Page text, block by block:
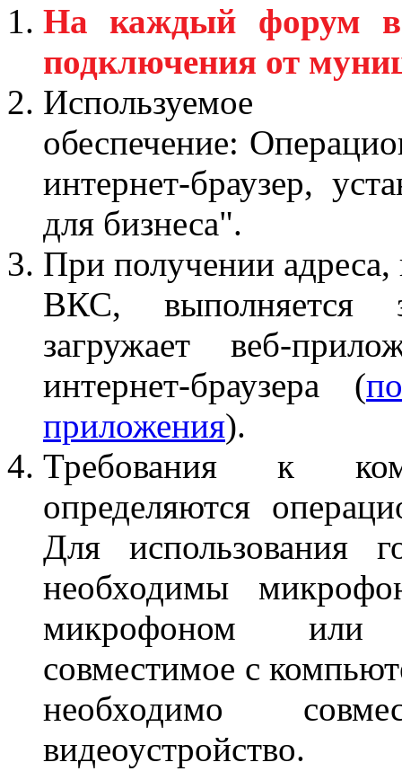
На каждый форум
подключения от
обеспечение:
интернет-браузер,
для бизнеса".
При получении адреса,
ВКС, выполняется
загружает веб-
интернет-браузера (
приложения).
Требования к
определяются
Для использования
необходимы
микрофоном или
совместимое с
необходимо
видеоустройство.